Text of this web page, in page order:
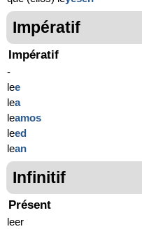
Impératif
Impératif
-
lee
lea
leamos
leed
lean
Infinitif
Présent
leer